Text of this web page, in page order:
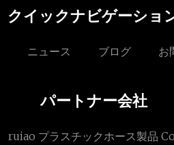
クイックナビゲーショ
ニュース ブログ お
パートナー会社
ruiao プラスチックホース製品